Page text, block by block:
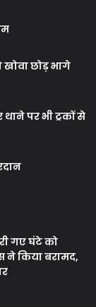
खोवा छोड़ भागे
पर भी ट्रकों से
गए घंटे को
किया बरामद,